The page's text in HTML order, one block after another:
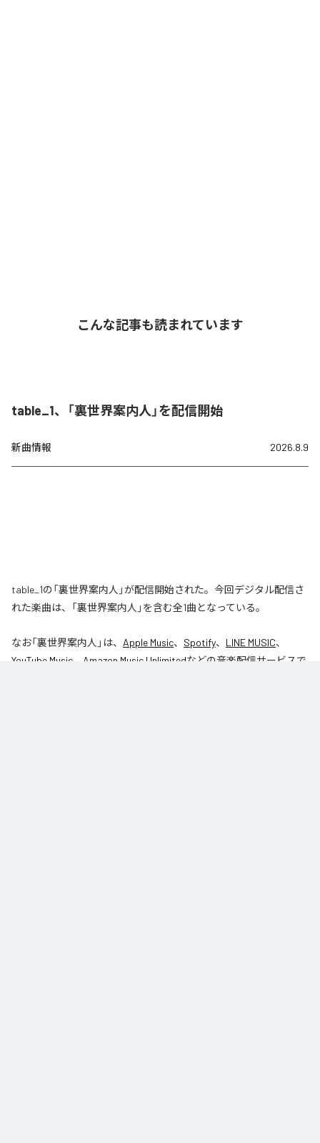
こんな記事も読まれています
table_1、「裏世界案内人」を配信開始
新曲情報 2026.8.9
table_1の「裏世界案内人」が配信開始された。今回デジタル配信さ
れた楽曲は、「裏世界案内人」を含む全1曲となっている。
なお「裏世界案内人 」は、 Apple Music、 Spotify、 LINE MUSIC、
YouTube Music
Amazon Music Unlimitedなどの音楽配信サービスで